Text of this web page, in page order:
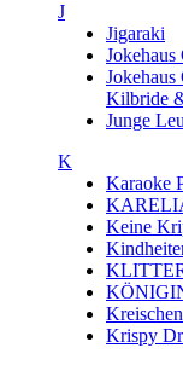
J
Jigaraki
Jokehaus
Kilbride
Junge
K
Karaoke
Keine
Krispy